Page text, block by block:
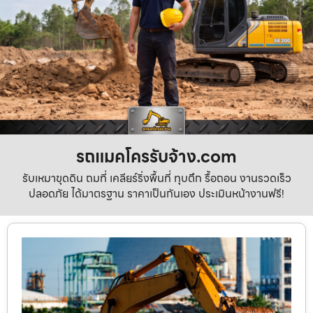
รถแมคโครรับจ้าง.com
รับเหมาขุดดิน ถมที่ เคลียร์ริ่งพื้นที่ ทุบตึก รื้อถอน งานรวดเร็ว
ปลอดภัย ได้มาตรฐาน ราคาเป็นกันเอง ประเมินหน้างานฟรี!